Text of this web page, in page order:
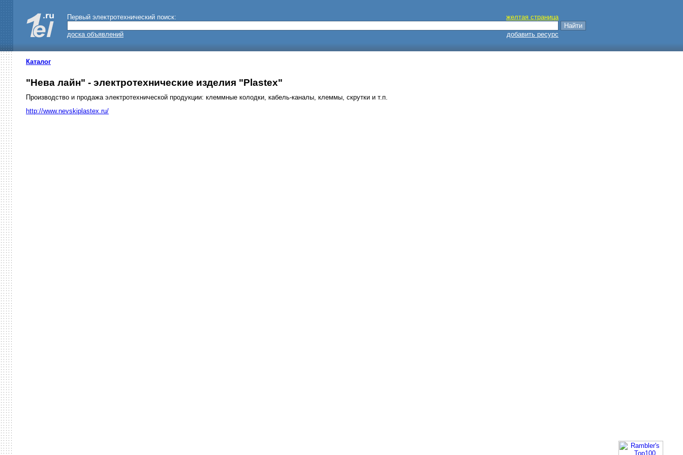
Первый электротехнический поиск: желтая страница
доска объявлений добавить ресурс
Каталог
"Нева лайн" - электротехнические изделия "Plastex"
Производство и продажа электротехнической продукции: клеммные колодки, кабель-каналы, клеммы, скрутки и т.п.
http://www.nevskiplastex.ru/